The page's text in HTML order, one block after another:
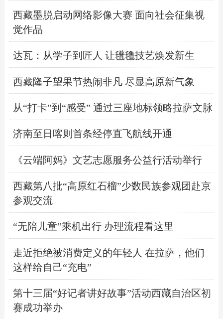
西藏墨脱启动网络影像大赛 面向社会征集视
觉作品
达瓦：从学子到匠人 让氆氇技艺焕发新生
西藏隆子望果节热闹非凡 尽显高原新气象
从“打卡”到“感受” 通过三座地标领略拉萨文脉
济南至日喀则首条经停直飞航线开通
《云端阿妈》文艺志愿服务公益行活动举行
西藏第八批“高原红石榴”少数民族参观团赴京
参观交流
“无陪儿童”乘机出行 办理流程看这里
走近拒绝被消费定义的年轻人 在拉萨，他们
这样给自己“充电”
第十三届“好记者讲好故事”活动西藏自治区初
赛成功举办